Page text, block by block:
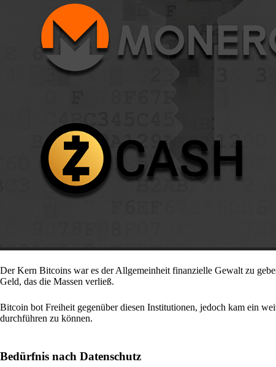
Der Kern Bitcoins war es der Allgemeinheit finanzielle Gewalt zu
Geld, das die Massen verließ.
Bitcoin bot Freiheit gegenüber diesen Institutionen, jedoch kam ein
durchführen zu können.
Bedürfnis nach Datenschutz